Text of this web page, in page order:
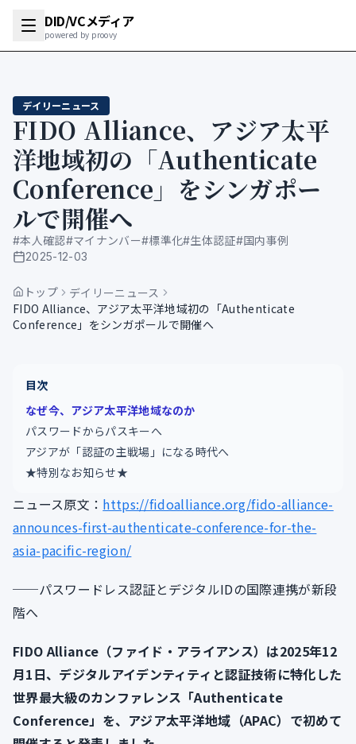
DID/VCメディア
powered by proovy
デイリーニュース
FIDO Alliance、アジア太平
洋地域初の「Authenticate
Conference」をシンガポー
ルで開催へ
#本人確認#マイナンバー#標準化#生体認証#国内事例
公開日
2025-12-03
トップ
デイリーニュース
FIDO Alliance、アジア太平洋地域初の「Authenticate
Conference」をシンガポールで開催へ
目次
なぜ今、アジア太平洋地域なのか
パスワードからパスキーへ
アジアが「認証の主戦場」になる時代へ
★特別なお知らせ★
ニュース原文： https://fidoalliance.org/fido-alliance-
announces-first-authenticate-conference-for-the-
asia-pacific-region/
──パスワードレス認証とデジタルIDの国際連携が新段
階へ
FIDO Alliance（ファイド・アライアンス）は2025年12
月1日、デジタルアイデンティティと認証技術に特化した
世界最大級のカンファレンス「Authenticate
Conference」を、アジア太平洋地域（APAC）で初めて